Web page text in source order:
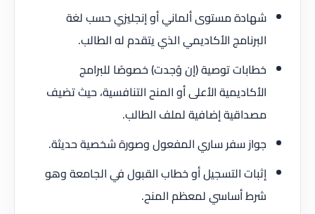
شهادة مستوى ألماني أو إنجليزي حسب لغة
البرنامج الأكاديمي الذي يتقدم له الطالب.
خطابات توصية (إن وُجدت) خصوصًا للبرامج
الأكاديمية الأعلى أو المنح التنافسية، حيث تضيف
مصداقية إضافية لملف الطالب.
جواز سفر ساري المفعول وصورة شخصية حديثة.
إثبات التسجيل أو خطاب القبول في الجامعة وهو
شرط أساسي لمعظم المنح.